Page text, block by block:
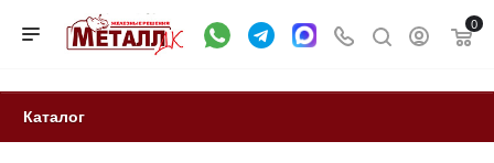
0
Каталог